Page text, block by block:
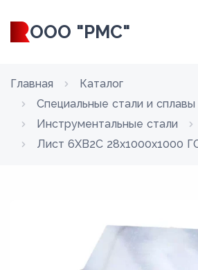
ООО "РМС"
Главная
Каталог
Специальные стали и сплавы
Инструментальные стали
Лист 6ХВ2С 28x1000x1000